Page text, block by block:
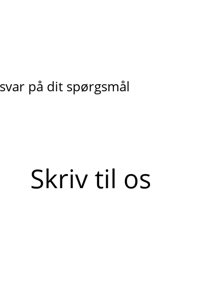
på dit spørgsmål
Skriv til os